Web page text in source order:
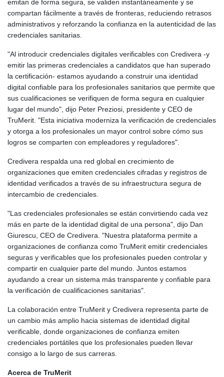
emitan de forma segura, se validen instantáneamente y se
compartan fácilmente a través de fronteras, reduciendo retrasos
administrativos y reforzando la confianza en la autenticidad de las
credenciales sanitarias.
"Al introducir credenciales digitales verificables con Credivera -y
emitir las primeras credenciales a candidatos que han superado
la certificación- estamos ayudando a construir una identidad
digital confiable para los profesionales sanitarios que permite que
sus cualificaciones se verifiquen de forma segura en cualquier
lugar del mundo", dijo Peter Preziosi, presidente y CEO de
TruMerit. "Esta iniciativa moderniza la verificación de credenciales
y otorga a los profesionales un mayor control sobre cómo sus
logros se comparten con empleadores y reguladores".
Credivera respalda una red global en crecimiento de
organizaciones que emiten credenciales cifradas y registros de
identidad verificados a través de su infraestructura segura de
intercambio de credenciales.
"Las credenciales profesionales se están convirtiendo cada vez
más en parte de la identidad digital de una persona", dijo Dan
Giurescu, CEO de Credivera. "Nuestra plataforma permite a
organizaciones de confianza como TruMerit emitir credenciales
seguras y verificables que los profesionales pueden controlar y
compartir en cualquier parte del mundo. Juntos estamos
ayudando a crear un sistema más transparente y confiable para
la verificación de cualificaciones sanitarias".
La colaboración entre TruMerit y Credivera representa parte de
un cambio más amplio hacia sistemas de identidad digital
verificable, donde organizaciones de confianza emiten
credenciales portátiles que los profesionales pueden llevar
consigo a lo largo de sus carreras.
Acerca de TruMerit